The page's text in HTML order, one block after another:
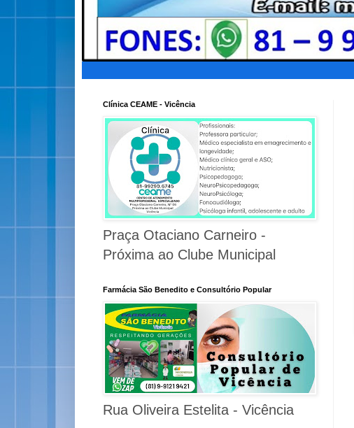
Clínica CEAME - Vicência
Praça Otaciano Carneiro -
Próxima ao Clube Municipal
Farmácia São Benedito e Consultório Popular
Rua Oliveira Estelita - Vicência